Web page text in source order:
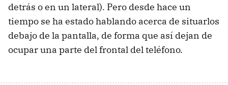
detrás o en un lateral). Pero desde hace un
tiempo se ha estado hablando acerca de situarlos
debajo de la pantalla, de forma que así dejan de
ocupar una parte del frontal del teléfono.